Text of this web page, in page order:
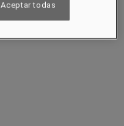
Aceptar todas